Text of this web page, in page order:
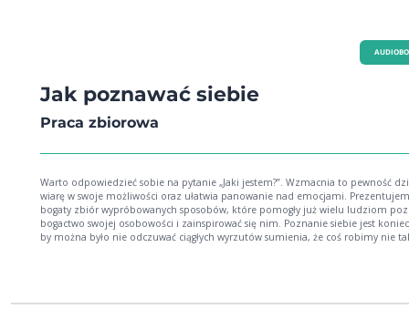
Jak poznawać siebie
Praca zbiorowa
Warto odpowiedzieć sobie na pytanie „Jaki jestem?”. Wzmacnia to pewność
wiarę w swoje możliwości oraz ułatwia panowanie nad emocjami.
bogaty zbiór wypróbowanych sposobów, które pomogły już wielu ludziom
bogactwo swojej osobowości i zainspirować się nim. Poznanie siebie jest konieczne,
by można było nie odczuwać ciągłych wyrzutów sumienia, że coś robimy nie
które dobrze by było osłabić. Treść wykładu pomoże określić typ